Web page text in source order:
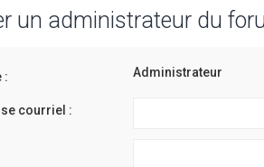
un administrateur du
: Administrateur
courriel :